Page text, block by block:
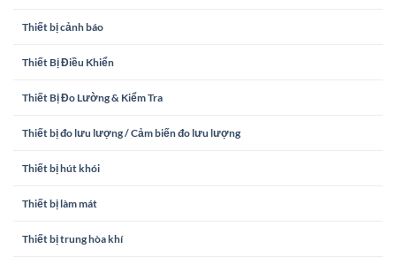
Thiết bị cảnh báo
Thiết Bị Điều Khiển
Thiết Bị Đo Lường & Kiểm Tra
Thiết bị đo lưu lượng / Cảm biến đo lưu lượng
Thiết bị hút khói
Thiết bị làm mát
Thiết bị trung hòa khí